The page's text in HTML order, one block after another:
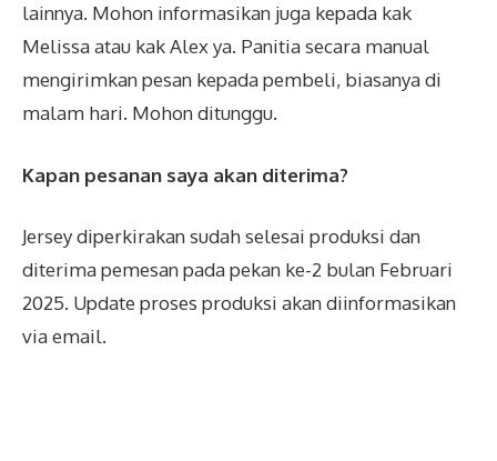
lainnya. Mohon informasikan juga kepada kak
Melissa atau kak Alex ya. Panitia secara manual
mengirimkan pesan kepada pembeli, biasanya di
malam hari. Mohon ditunggu.
Kapan pesanan saya akan diterima?
Jersey diperkirakan sudah selesai produksi dan
diterima pemesan pada pekan ke-2 bulan Februari
2025. Update proses produksi akan diinformasikan
via email.